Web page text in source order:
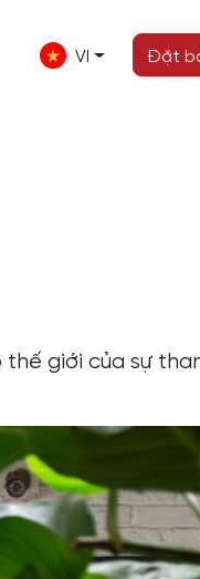
VI Đặt
giới của sự